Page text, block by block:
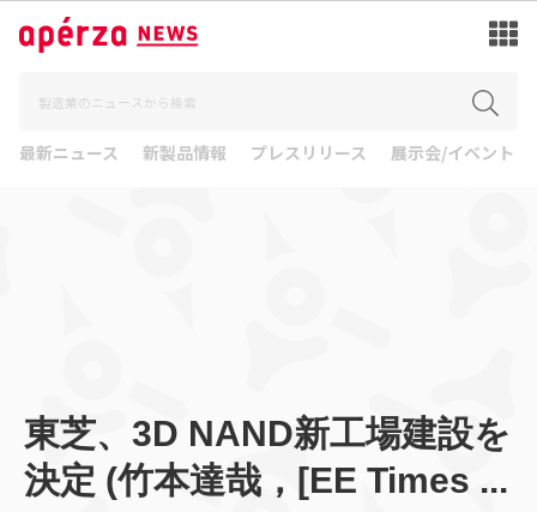
最新ニュース 新製品情報 プレスリリース 展示会/イベント
東芝、3D NAND新工場建設を
決定 (竹本達哉，[EE Times ...